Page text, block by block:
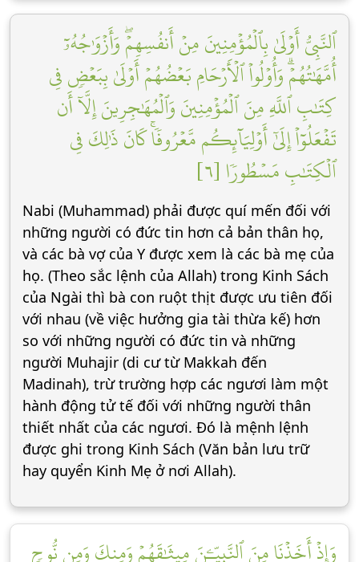
ٱلنَّبِيُّ أَوۡلَىٰ بِٱلۡمُؤۡمِنِينَ مِنۡ أَنفُسِهِمۡۖ وَأَزۡوَٰجُهُۥٓ
أُمَّهَٰتُهُمۡۗ وَأُوْلُواْ ٱلۡأَرۡحَامِ بَعۡضُهُمۡ أَوۡلَىٰ بِبَعۡضٖ فِي
كِتَٰبِ ٱللَّهِ مِنَ ٱلۡمُؤۡمِنِينَ وَٱلۡمُهَٰجِرِينَ إِلَّآ أَن
تَفۡعَلُوٓاْ إِلَىٰٓ أَوۡلِيَآئِكُم مَّعۡرُوفٗاۚ كَانَ ذَٰلِكَ فِي
ٱلۡكِتَٰبِ مَسۡطُورٗا [٦]
Nabi (Muhammad) phải được quí mến đối với
những người có đức tin hơn cả bản thân họ,
và các bà vợ của Y được xem là các bà mẹ của
họ. (Theo sắc lệnh của Allah) trong Kinh Sách
của Ngài thì bà con ruột thịt được ưu tiên đối
với nhau (về việc hưởng gia tài thừa kế) hơn
so với những người có đức tin và những
người Muhajir (di cư từ Makkah đến
Madinah), trừ trường hợp các ngươi làm một
hành động tử tế đối với những người thân
thiết nhất của các ngươi. Đó là mệnh lệnh
được ghi trong Kinh Sách (Văn bản lưu trữ
hay quyển Kinh Mẹ ở nơi Allah).
وَإِذۡ أَخَذۡنَا مِنَ ٱلنَّبِيِّـۧنَ مِيثَٰقَهُمۡ وَمِنكَ وَمِن نُّوحٖ